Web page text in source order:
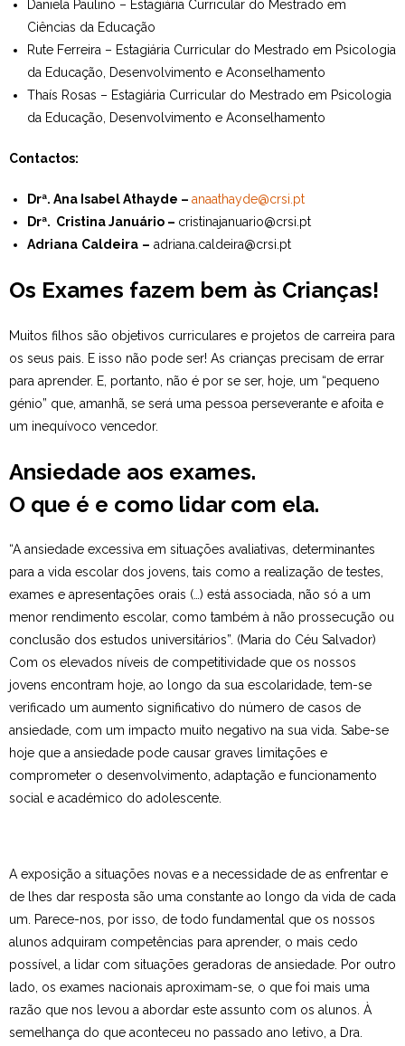
Daniela Paulino – Estagiária Curricular do Mestrado em
Ciências da Educação
Rute Ferreira – Estagiária Curricular do Mestrado em Psicologia
da Educação, Desenvolvimento e Aconselhamento
Thaís Rosas – Estagiária Curricular do Mestrado em Psicologia
da Educação, Desenvolvimento e Aconselhamento
Contactos:
Drª. Ana Isabel Athayde – anaathayde@crsi.pt
Drª. Cristina Januário – cristinajanuario@crsi.pt
Adriana Caldeira – adriana.caldeira@crsi.pt
Os Exames fazem bem às Crianças!
Muitos filhos são objetivos curriculares e projetos de carreira para
os seus pais. E isso não pode ser! As crianças precisam de errar
para aprender. E, portanto, não é por se ser, hoje, um “pequeno
génio” que, amanhã, se será uma pessoa perseverante e afoita e
um inequívoco vencedor.
Ansiedade aos exames.
O que é e como lidar com ela.
“A ansiedade excessiva em situações avaliativas, determinantes
para a vida escolar dos jovens, tais como a realização de testes,
exames e apresentações orais (…) está associada, não só a um
menor rendimento escolar, como também à não prossecução ou
conclusão dos estudos universitários”. (Maria do Céu Salvador)
Com os elevados níveis de competitividade que os nossos
jovens encontram hoje, ao longo da sua escolaridade, tem-se
verificado um aumento significativo do número de casos de
ansiedade, com um impacto muito negativo na sua vida. Sabe-se
hoje que a ansiedade pode causar graves limitações e
comprometer o desenvolvimento, adaptação e funcionamento
social e académico do adolescente.
A exposição a situações novas e a necessidade de as enfrentar e
de lhes dar resposta são uma constante ao longo da vida de cada
um. Parece-nos, por isso, de todo fundamental que os nossos
alunos adquiram competências para aprender, o mais cedo
possível, a lidar com situações geradoras de ansiedade. Por outro
lado, os exames nacionais aproximam-se, o que foi mais uma
razão que nos levou a abordar este assunto com os alunos. À
semelhança do que aconteceu no passado ano letivo, a Dra.